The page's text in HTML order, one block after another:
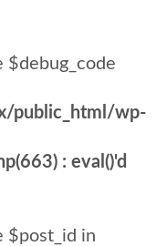
$debug_code
public_html/wp-
: eval()'d
$post_id in